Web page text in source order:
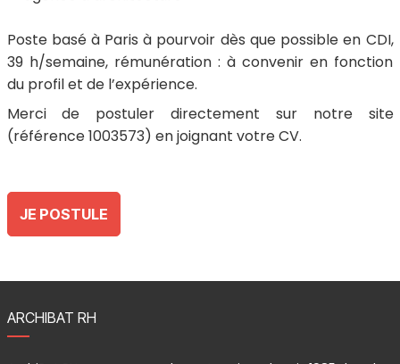
Poste basé à Paris à pourvoir dès que possible en CDI,
39 h/semaine, rémunération : à convenir en fonction
du profil et de l’expérience.
Merci de postuler directement sur notre site
(référence 1003573) en joignant votre CV.
JE POSTULE
ARCHIBAT RH